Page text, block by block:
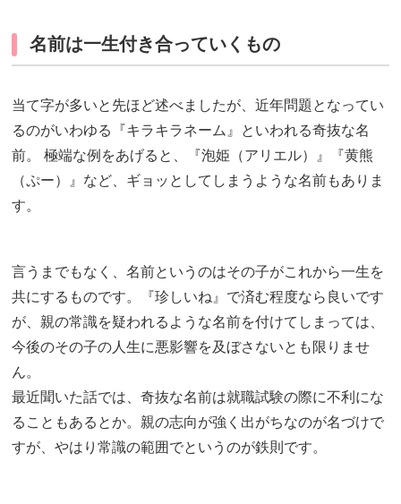
名前は一生付き合っていくもの
当て字が多いと先ほど述べましたが、近年問題となってい
るのがいわゆる『キラキラネーム』といわれる奇抜な名
前。 極端な例をあげると、『泡姫（アリエル）』『黄熊
（ぷー）』など、ギョッとしてしまうような名前もありま
す。
言うまでもなく、名前というのはその子がこれから一生を
共にするものです。『珍しいね』で済む程度なら良いです
が、親の常識を疑われるような名前を付けてしまっては、
今後のその子の人生に悪影響を及ぼさないとも限りませ
ん。
最近聞いた話では、奇抜な名前は就職試験の際に不利にな
ることもあるとか。親の志向が強く出がちなのが名づけで
すが、やはり常識の範囲でというのが鉄則です。